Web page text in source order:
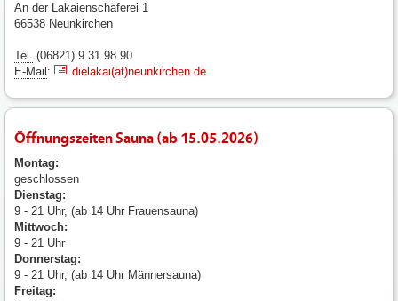
An der Lakaienschäferei 1
66538 Neunkirchen
Tel. (06821) 9 31 98 90
E-Mail : dielakai(at)neunkirchen.de
Öffnungszeiten Sauna (ab 15.05.2026)
Montag:
geschlossen
Dienstag:
9 - 21 Uhr, (ab 14 Uhr Frauensauna)
Mittwoch:
9 - 21 Uhr
Donnerstag:
9 - 21 Uhr, (ab 14 Uhr Männersauna)
Freitag: